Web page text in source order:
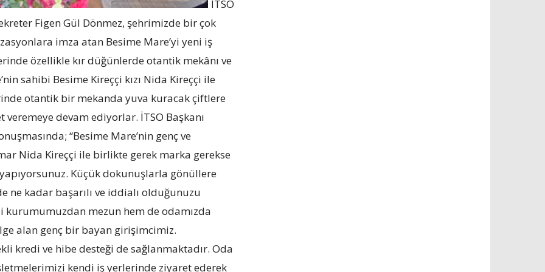
İTSO
Figen Gül Dönmez, şehrimizde bir çok
imza atan Besime Mare’yi yeni iş
özellikle kır düğünlerde otantik mekânı ve
sahibi Besime Kireççi kızı Nida Kireççi ile
otantik bir mekanda yuva kuracak çiftlere
devam ediyorlar. İTSO Başkanı
“Besime Mare’nin genç ve
Nida Kireççi ile birlikte gerek marka gerekse
Küçük dokunuşlarla gönüllere
ne kadar başarılı ve iddialı olduğunuzu
kurumumuzdan mezun hem de odamızda
alan genç bir bayan girişimcimiz.
kredi ve hibe desteği de sağlanmaktadır. Oda
kendi iş yerlerinde ziyaret ederek